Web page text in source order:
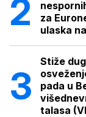
za
ulaska
Stiže
pada u
talasa